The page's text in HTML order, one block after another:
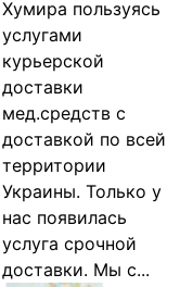
Хумира пользуясь
услугами
курьерской
доставки
мед.средств с
доставкой по всей
территории
Украины. Только у
нас появилась
услуга срочной
доставки. Мы с...